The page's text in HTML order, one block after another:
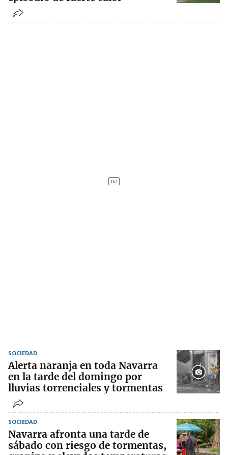
SOCIEDAD
Alerta naranja en toda Navarra
en la tarde del domingo por
lluvias torrenciales y tormentas
SOCIEDAD
Navarra afronta una tarde de
sábado con riesgo de tormentas,